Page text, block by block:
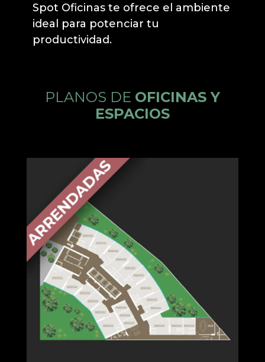
Spot Oficinas te ofrece el ambiente
ideal para potenciar tu
productividad.
PLANOS DE OFICINAS Y
ESPACIOS